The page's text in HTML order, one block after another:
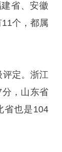
省、安徽
个，都属
评定。浙江
，山东省
省也是104